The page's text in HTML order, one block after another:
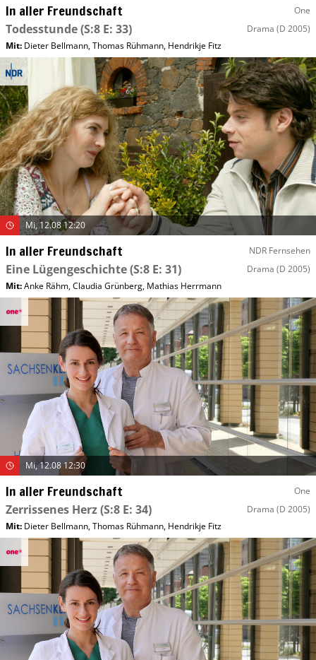
In aller Freundschaft One
Todesstunde(S:8 E: 33) Drama (D 2005)
Mit: Dieter Bellmann,Thomas Rühmann, Hendrikje Fitz
Mi, 12.08 12:20
In aller Freundschaft NDR Fernsehen
Eine Lügengeschichte(S:8 E: 31) Drama (D 2005)
Mit:Anke Rähm,Claudia Grünberg, Mathias Herrmann
Mi, 12.08 12:30
In aller Freundschaft One
Zerrissenes Herz(S:8 E: 34) Drama (D 2005)
Mit: Dieter Bellmann,Thomas Rühmann, Hendrikje Fitz